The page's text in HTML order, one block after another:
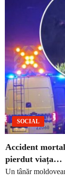
SOCIAL
Accident
pierdut viața…
Un tânăr